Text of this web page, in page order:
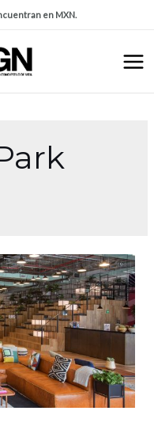
en MXN.